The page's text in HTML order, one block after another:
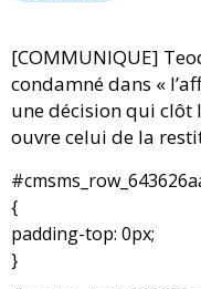
[COMMUNIQUE]
condamné dans «
une décision qui clôt
ouvre celui de la
{
padding-top: 0px;
}